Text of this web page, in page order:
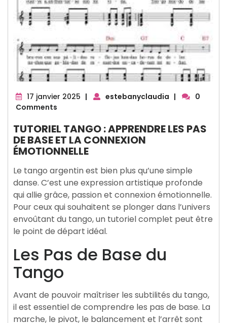
17 janvier 2025 17| estebanyclaudia |
0
Comments
TUTORIEL TANGO : APPRENDRE LES PAS
DE BASE ET LA CONNEXION
ÉMOTIONNELLE
Le tango argentin est bien plus qu’une simple
danse. C’est une expression artistique profonde
qui allie grâce, passion et connexion émotionnelle.
Pour ceux qui souhaitent se plonger dans l’univers
envoûtant du tango, un tutoriel complet peut être
le point de départ idéal.
Les Pas de Base du
Tango
Avant de pouvoir maîtriser les subtilités du tango,
il est essentiel de comprendre les pas de base. La
marche, le pivot, le balancement et l’arrêt sont